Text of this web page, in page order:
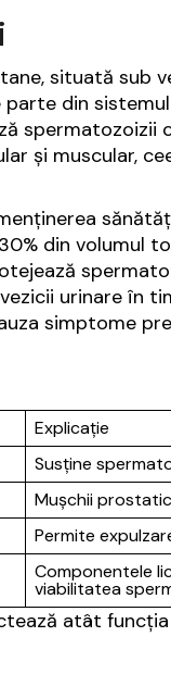
situată sub
din
spermatozoizii
și muscular,
din volumul
urinare în
simptome
Explicație
Susține
Mușchii
Permite
Componentele
viabilitatea
atât